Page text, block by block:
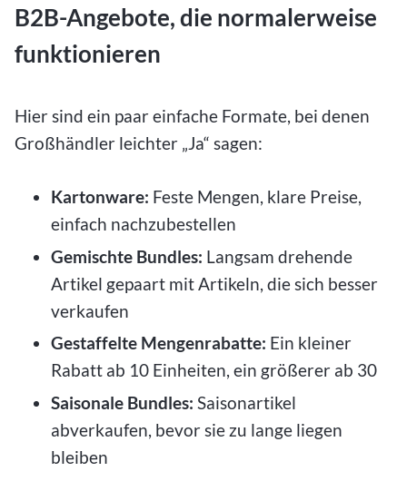
B2B-Angebote, die normalerweise
funktionieren
Hier sind ein paar einfache Formate, bei denen
Großhändler leichter „Ja“ sagen:
Kartonware: Feste Mengen, klare Preise,
einfach nachzubestellen
Gemischte Bundles: Langsam drehende
Artikel gepaart mit Artikeln, die sich besser
verkaufen
Gestaffelte Mengenrabatte: Ein kleiner
Rabatt ab 10 Einheiten, ein größerer ab 30
Saisonale Bundles: Saisonartikel
abverkaufen, bevor sie zu lange liegen
bleiben